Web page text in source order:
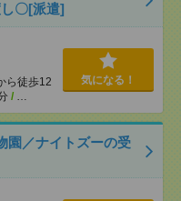
〇[派遣]
ら徒歩12
/ …
気になる！
／ナイトズーの受